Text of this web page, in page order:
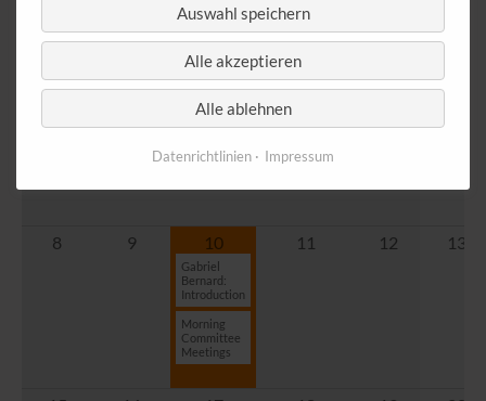
Juni 2026
Montag Dienstag Mittwoch Donnerstag Freitag
1
2 3 4 5
8 9 10
Gabriel
Bernard:
Introduction
Morning
Committee
Meetings
11 12 13
Auswahl speichern
Alle akzeptieren
Alle ablehnen
Datenrichtlinien Impressum